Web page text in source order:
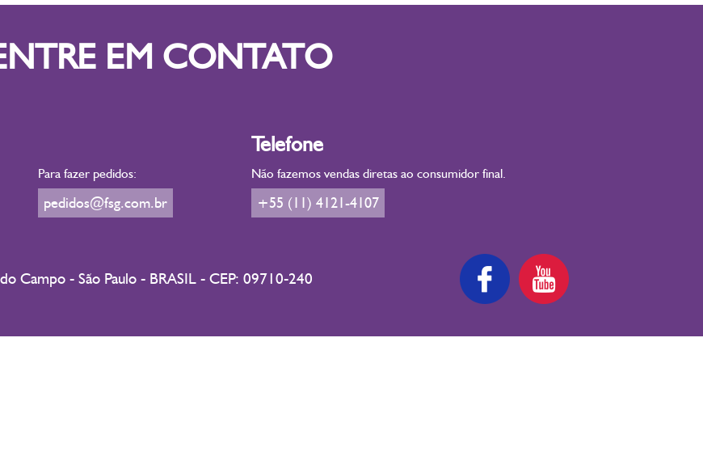
EM CONTATO
Para fazer pedidos:
pedidos@fsg.com.br
Telefone
Não fazemos vendas diretas ao consumidor final.
+55 (11) 4121-4107
Campo - São Paulo - BRASIL - CEP: 09710-240